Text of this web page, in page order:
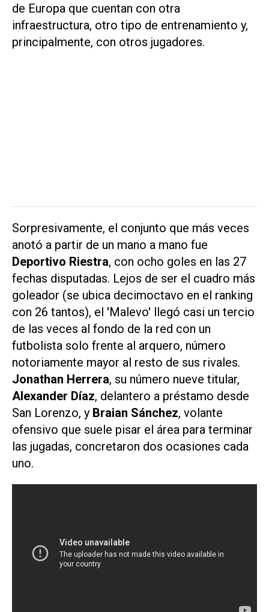
de Europa que cuentan con otra
infraestructura, otro tipo de entrenamiento y,
principalmente, con otros jugadores.
Sorpresivamente, el conjunto que más veces
anotó a partir de un mano a mano fue
Deportivo Riestra, con ocho goles en las 27
fechas disputadas. Lejos de ser el cuadro más
goleador (se ubica decimoctavo en el ranking
con 26 tantos), el 'Malevo' llegó casi un tercio
de las veces al fondo de la red con un
futbolista solo frente al arquero, número
notoriamente mayor al resto de sus rivales.
Jonathan Herrera, su número nueve titular,
Alexander Díaz, delantero a préstamo desde
San Lorenzo, y Braian Sánchez, volante
ofensivo que suele pisar el área para terminar
las jugadas, concretaron dos ocasiones cada
uno.